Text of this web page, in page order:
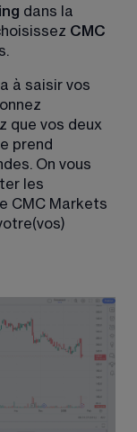
dans la
CMC
à saisir vos
que vos deux
prend
On vous
les
CMC Markets